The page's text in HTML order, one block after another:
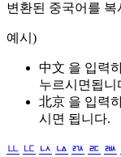
변환된 중국어를
예시)
中文 을 입력
누르시면됩니
北京 을 입력
시면 됩니다.
ㅥ ㅦ ㅧ ㅨ ㅩ ㅪ ㅫ